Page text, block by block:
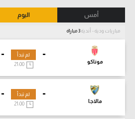
أمس اليوم
مباريات ودية - أندية
-
موناكو
- لم تبدأ
21:00
-
مالاجا
- لم تبدأ
21:00